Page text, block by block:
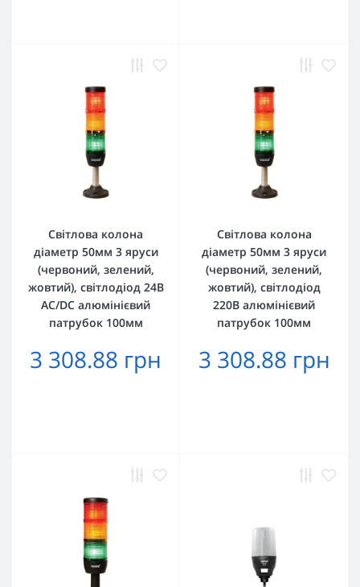
Світлова колона
діаметр 50мм 3 яруси
(червоний, зелений,
жовтий), світлодіод 24В
AC/DC алюмінієвий
патрубок 100мм
3 308.88 грн
Світлова колона
діаметр 50мм 3 яруси
(червоний, зелений,
жовтий), світлодіод
220В алюмінієвий
патрубок 100мм
3 308.88 грн